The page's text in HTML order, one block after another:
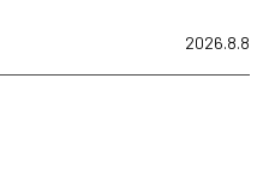
2026.8.8